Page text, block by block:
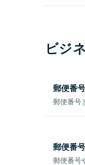
ビジ
郵便番
郵便番号
郵便番
郵便番号